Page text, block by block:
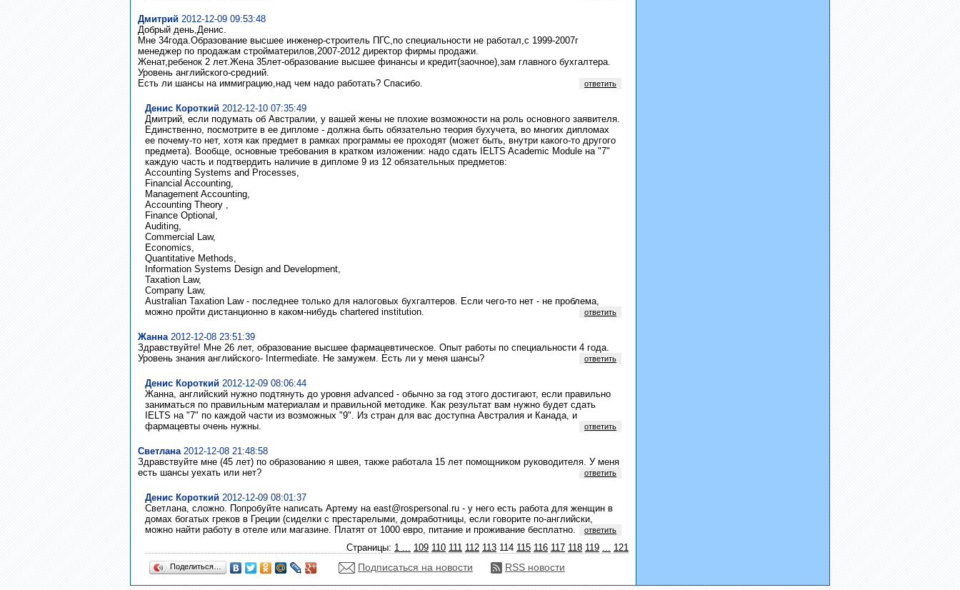
Дмитрий 2012-12-09 09:53:48
Добрый день,Денис.
Мне 34года.Образование высшее инженер-строитель ПГС,по специальности не работал,с 1999-2007г
менеджер по продажам стройматерилов,2007-2012 директор фирмы продажи.
Женат,ребенок 2 лет.Жена 35лет-образование высшее финансы и кредит(заочное),зам главного бухгалтера.
Уровень английского-средний.
Есть ли шансы на иммиграцию,над чем надо работать? Спасибо.
ответить
Денис Короткий 2012-12-10 07:35:49
Дмитрий, если подумать об Австралии, у вашей жены не плохие возможности на роль основного заявителя.
Единственно, посмотрите в ее дипломе - должна быть обязательно теория бухучета, во многих дипломах
ее почему-то нет, хотя как предмет в рамках программы ее проходят (может быть, внутри какого-то другого
предмета). Вообще, основные требования в кратком изложении: надо сдать IELTS Academic Module на "7"
каждую часть и подтвердить наличие в дипломе 9 из 12 обязательных предметов:
Accounting Systems and Processes,
Financial Accounting,
Management Accounting,
Accounting Theory ,
Finance Optional,
Auditing,
Commercial Law,
Economics,
Quantitative Methods,
Information Systems Design and Development,
Taxation Law,
Company Law,
Australian Taxation Law - последнее только для налоговых бухгалтеров. Если чего-то нет - не проблема,
можно пройти дистанционно в каком-нибудь chartered institution.
ответить
Жанна2012-12-08 23:51:39
Здравствуйте! Мне 26 лет, образование высшее фармацевтическое. Опыт работы по специальности 4 года.
Уровень знания английского- Intermediate. Не замужем. Есть ли у меня шансы?
ответить
Денис Короткий 2012-12-09 08:06:44
Жанна, английский нужно подтянуть до уровня advanced - обычно за год этого достигают, если правильно
заниматься по правильным материалам и правильной методике. Как результат вам нужно будет сдать
IELTS на "7" по каждой части из возможных "9". Из стран для вас доступна Австралия и Канада, и
фармацевты очень нужны.
ответить
Светлана2012-12-08 21:48:58
Здравствуйте мне (45 лет) по образованию я швея, также работала 15 лет помощником руководителя. У меня
есть шансы уехать или нет?
ответить
Денис Короткий 2012-12-09 08:01:37
Светлана, сложно. Попробуйте написать Артему на east@rospersonal.ru - у него есть работа для женщин в
домах богатых греков в Греции (сиделки с престарелыми, домработницы, если говорите по-английски,
можно найти работу в отеле или магазине. Платят от 1000 евро, питание и проживание бесплатно.
ответить
Страницы: 1 ... 109 110 111 112 113 114 115 116 117 118 119 ... 121
Поделиться… Подписаться на новости RSS новости